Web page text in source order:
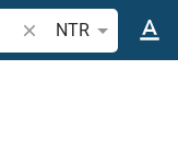
Căutați un verset
NTR